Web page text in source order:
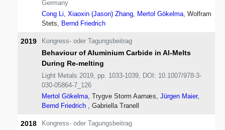
Germany
Cong Li ,Xiaoxin (Jason) Zhang Mertol Gökelma , Wolfram
Stets,
Bernd Friedrich
2019 Kongress- oder Tagungsbeitrag
Behaviour of Aluminium Carbide in Al-Melts
During Re-melting
Light Metals 2019, pp. 1033-1039, DOI: 10.1007/978-3-
030-05864-7_126
Mertol Gökelma , Trygve Storm Aarnæs,Jürgen Maier,
Bernd Friedrich , Gabriella Tranell
2018 Kongress- oder Tagungsbeitrag